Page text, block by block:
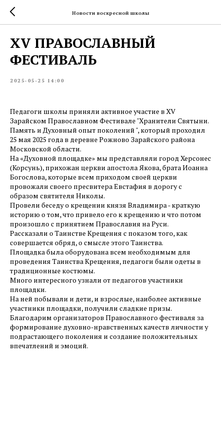
Новости воскресной школы
XV ПРАВОСЛАВНЫЙ
ФЕСТИВАЛЬ
2025-05-25 14:00
Педагоги школы приняли активное участие в XV
Зарайском Православном Фестивале "Хранители Святыни.
Память и Духовный опыт поколений ", который проходил
25 мая 2025 года в деревне Рожново Зарайского района
Московской области.
На «Духовной площадке» мы представляли город Херсонес
(Корсунь), прихожан церкви апостола Якова, брата Иоанна
Богослова, которые всем приходом своей церкви
провожали своего пресвитера Евстафия в дорогу с
образом святителя Николы.
Провели беседу о крещении князя Владимира - краткую
историю о том, что привело его к крещению и что потом
произошло с принятием Православия на Руси.
Рассказали о Таинстве Крещения с показом того, как
совершается обряд, о смысле этого Таинства.
Площадка была оборудована всем необходимым для
проведения Таинства Крещения, педагоги были одеты в
традиционные костюмы.
Много интересного узнали от педагогов участники
площадки.
На ней побывали и дети, и взрослые, наиболее активные
участники площадки, получили сладкие призы.
Благодарим организаторов Православного фестиваля за
формирование духовно-нравственных качеств личности у
подрастающего поколения и создание положительных
впечатлений и эмоций.